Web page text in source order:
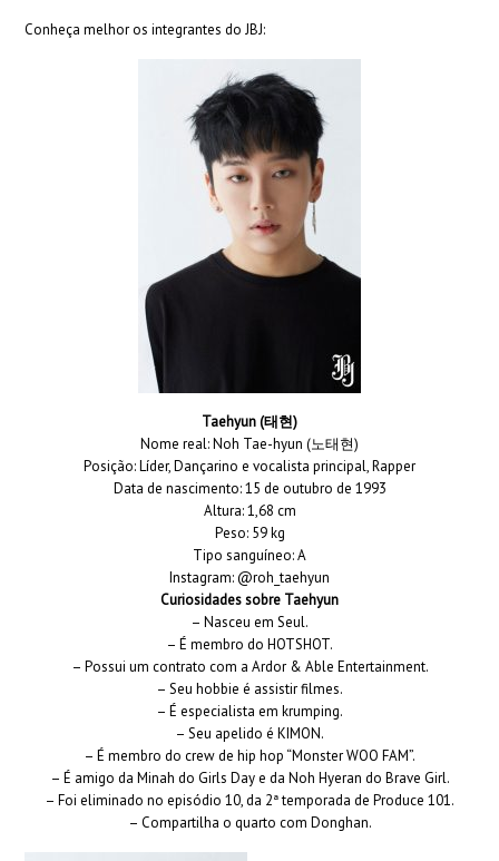
Conheça melhor os integrantes do JBJ:
Taehyun (태현)
Nome real: Noh Tae-hyun (노태현)
Posição: Líder, Dançarino e vocalista principal, Rapper
Data de nascimento: 15 de outubro de 1993
Altura: 1,68 cm
Peso: 59 kg
Tipo sanguíneo: A
Instagram: @roh_taehyun
Curiosidades sobre Taehyun
– Nasceu em Seul.
– É membro do HOTSHOT.
– Possui um contrato com a Ardor & Able Entertainment.
– Seu hobbie é assistir filmes.
– É especialista em krumping.
– Seu apelido é KIMON.
– É membro do crew de hip hop “Monster WOO FAM”.
– É amigo da Minah do Girls Day e da Noh Hyeran do Brave Girl.
– Foi eliminado no episódio 10, da 2ª temporada de Produce 101.
– Compartilha o quarto com Donghan.